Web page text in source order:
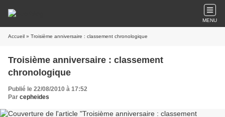
MENU
Accueil » Troisième anniversaire : classement chronologique
Troisième anniversaire : classement
chronologique
Publié le 22/08/2010 à 17:52
Par cepheides